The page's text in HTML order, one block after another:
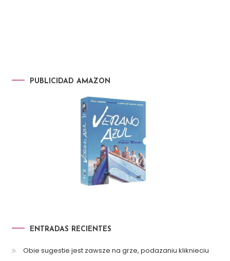
PUBLICIDAD AMAZON
ENTRADAS RECIENTES
Obie sugestie jest zawsze na grze, podazaniu kliknieciu